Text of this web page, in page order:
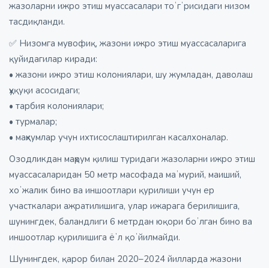
жазоларни ижро этиш муассасалари тоʼгʼрисидаги низом
тасдиқланди.
✅ Низомга мувофиқ, жазони ижро этиш муассасаларига
қуйидагилар киради:
• жазони ижро этиш колониялари, шу жумладан, даволаш
ҳуқуқи асосидаги;
• тарбия колониялари;
• турмалар;
• маҳкумлар учун ихтисослаштирилган касалхоналар.
Озодликдан маҳрум қилиш туридаги жазоларни ижро этиш
муассасаларидан 50 метр масофада маʼмурий, маиший,
хоʼжалик бино ва иншоотлари қурилиши учун ер
участкалари ажратилишига, улар ижарага берилишига,
шунингдек, баландлиги 6 метрдан юқори боʼлган бино ва
иншоотлар қурилишига ёʼл қоʼйилмайди.
Шунингдек, қарор билан 2020–2024 йилларда жазони